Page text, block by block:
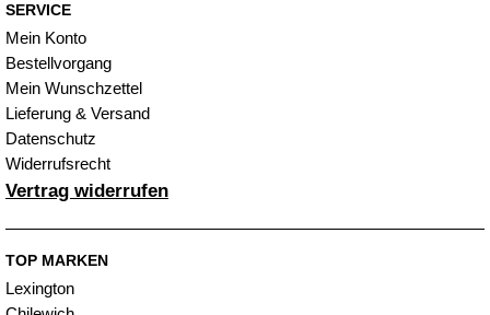
SERVICE
Mein Konto
Bestellvorgang
Mein Wunschzettel
Lieferung & Versand
Datenschutz
Widerrufsrecht
Vertrag widerrufen
TOP MARKEN
Lexington